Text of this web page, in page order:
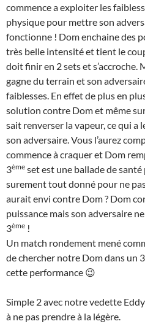
commence a exploiter les
physique pour mettre son
fonctionne ! Dom enchaine des
très belle intensité et tient le
doit finir en 2 sets et
gagne du terrain et son
faiblesses. En effet de plus en
solution contre Dom et même
sait renverser la vapeur, ce qui a
son adversaire. Vous l’aurez
commence à craquer et Dom
3ème set est une ballade de
surement tout donné pour ne
aurait envi contre Dom ? Dom
puissance mais son adversaire
3ème !
Un match rondement mené
de chercher notre Dom dans un 3
cette performance 😉
Simple 2 avec notre vedette
à ne pas prendre à la légère.